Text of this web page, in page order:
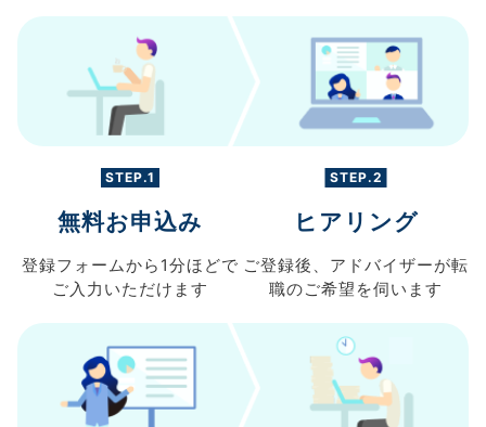
STEP.1
無料お申込み
登録フォームから 1分ほどで
ご入力 いただけます
STEP.2
ヒアリング
ご登録後、 アドバイザーが転
職のご希望を伺います